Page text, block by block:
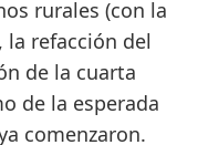
rurales (con la
la refacción del
de la cuarta
de la esperada
comenzaron.